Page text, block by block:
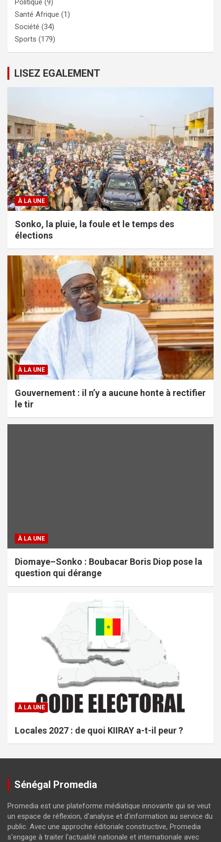
Santé Afrique (1)
Société (34)
Sports (179)
LISEZ EGALEMENT
À LA UNE
Sonko, la pluie, la foule et le temps des
élections
À LA UNE
Gouvernement : il n’y a aucune honte à rectifier
le tir
À LA UNE
Diomaye–Sonko : Boubacar Boris Diop pose la
question qui dérange
À LA UNE
Locales 2027 : de quoi KIIRAY a-t-il peur ?
Sénégal Promedia
Promedia est une plateforme médiatique innovante qui se veut
un espace de réflexion, d'analyse et d'information au service du
public. Avec une approche éditoriale constructive, Promedia
s'engage à traiter l'actualité nationale et internationale avec